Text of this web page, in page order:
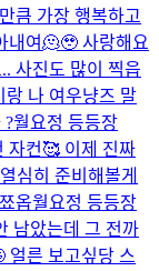
큼 가장 행복하고
내여🫠🥹 사랑해요
사진도 많이 찍읍
랑 나 여우냥즈 말
?월요정 등등장
자컨🥰 이제 진짜
심히 준비해볼게
쬬옵월요정 등등장
남았는데 그 전까
얼른 보고싶당 스